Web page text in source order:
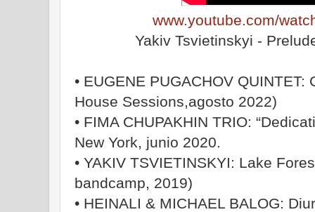
www.youtube.com/
Yakiv Tsvietinskyi -
• EUGENE PUGACHOV
House Sessions,agosto 2022)
• FIMA CHUPAKHIN TRIO:
New York, junio 2020.
• YAKIV TSVIETINSKYI: Lake
bandcamp, 2019)
• HEINALI & MICHAEL BALOG: